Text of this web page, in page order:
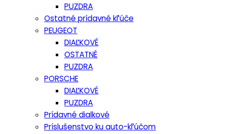
PUZDRA
Ostatné prídavné kľúče
PEUGEOT
DIAĽKOVÉ
OSTATNÉ
PUZDRA
PORSCHE
DIAĽKOVÉ
PUZDRA
Prídavné dialkové
Príslušenstvo ku auto-kľúčom